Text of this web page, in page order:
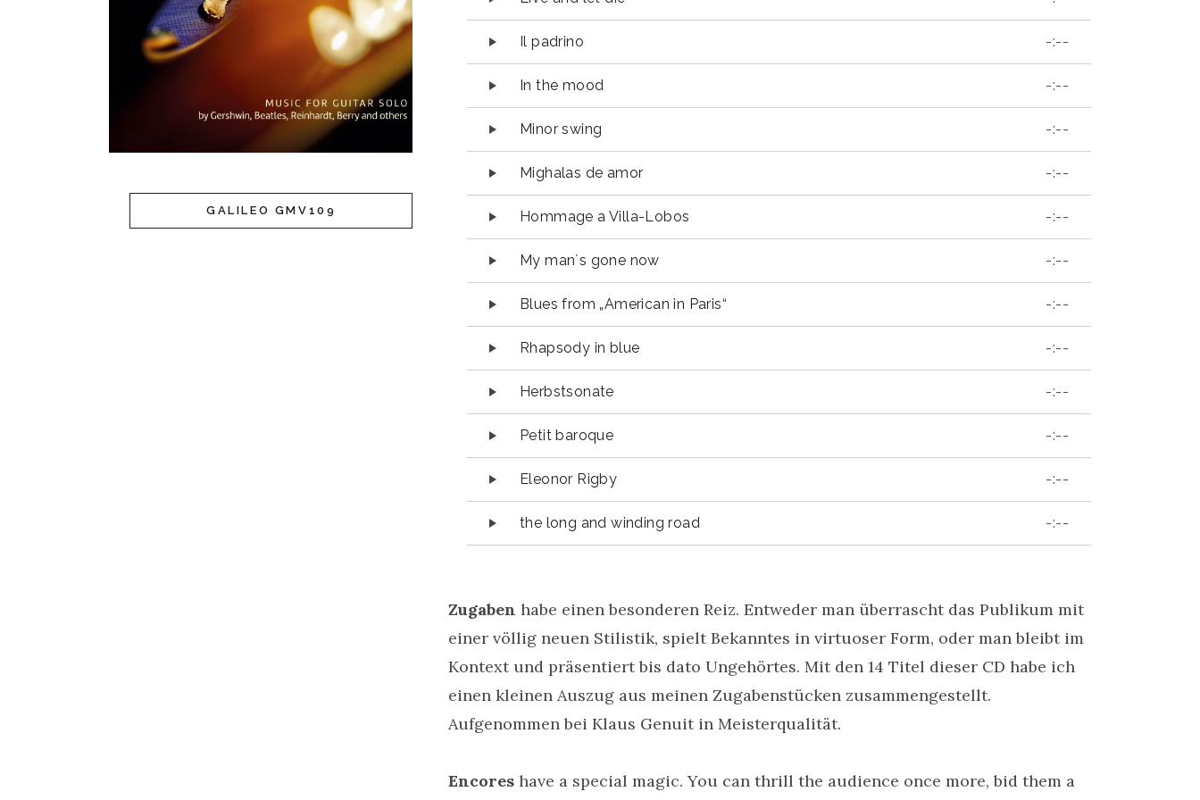
Il padrino -:--
In the mood -:--
Minor swing -:--
Mighalas de amor -:--
Hommage a Villa-Lobos -:--
My man´s gone now -:--
Blues from „American in Paris“ -:--
Rhapsody in blue -:--
Herbstsonate -:--
Petit baroque -:--
Eleonor Rigby -:--
the long and winding road -:--
Zugaben habe einen besonderen Reiz. Entweder man überrascht das Publikum mit
einer völlig neuen Stilistik, spielt Bekanntes in virtuoser Form, oder man bleibt im
Kontext und präsentiert bis dato Ungehörtes. Mit den 14 Titel dieser CD habe ich
einen kleinen Auszug aus meinen Zugabenstücken zusammengestellt.
Aufgenommen bei Klaus Genuit in Meisterqualität.
Encores have a special magic. You can thrill the audience once more, bid them a
GALILEO GMV109